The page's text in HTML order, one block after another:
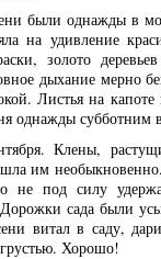
были однажды в
на удивление
золото
дыхание
Листья на
однажды субботним
Клены,
им
не под силу
сада были
витал в саду,
Хорошо!